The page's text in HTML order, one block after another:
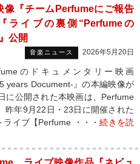
像『チームPerfumeにご報告
ライブの裏側“Perfumeの
公開
音楽ニュース 2026年5月20日
のドキュメンタリー映画
years Document-』の本編映像が
公開された本映画は、Perfume
昨年9月22日・23日に開催された
ライブ【Perfume ・・・続きを読